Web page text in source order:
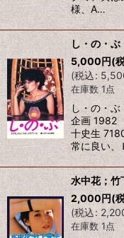
様、A…
し・の・
5,000円(
(税込:
在庫数 1点
し・の・
企画
十史生
常に良い
水中花；竹
2,000円(
(税込:
在庫数 1点